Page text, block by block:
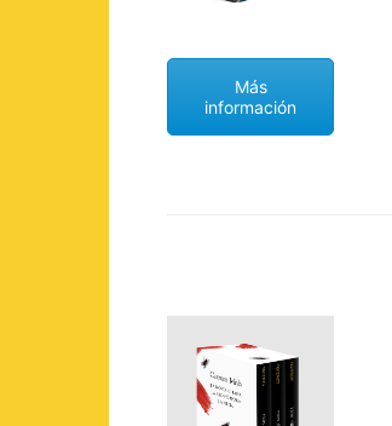
Más
información